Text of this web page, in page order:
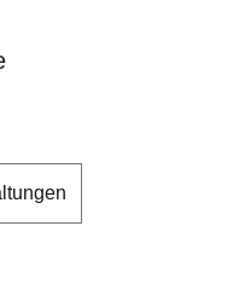
zum Kopf der
zum Inhalt
zum Fuß der